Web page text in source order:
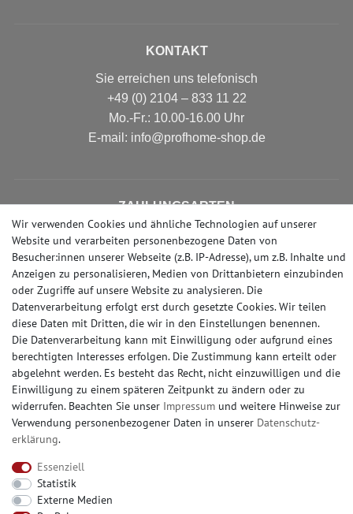
KONTAKT
Sie erreichen uns telefonisch
+49 (0) 2104 – 833 11 22
Mo.-Fr.: 10.00-16.00 Uhr
E-mail: info@profhome-shop.de
ZAHLUNGSARTEN
SOCIAL MEDIA
© Copyright 2026 | e-Delux GmbH
Wir verwenden Cookies und ähnliche Technologien auf unserer
Website und verarbeiten personenbezogene Daten von
Besucher:innen unserer Webseite (z.B. IP-Adresse), um z.B. Inhalte und
Anzeigen zu personalisieren, Medien von Drittanbietern einzubinden
oder Zugriffe auf unsere Website zu analysieren. Die
Datenverarbeitung erfolgt erst durch gesetzte Cookies. Wir teilen
diese Daten mit Dritten, die wir in den Einstellungen benennen.
Die Datenverarbeitung kann mit Einwilligung oder aufgrund eines
berechtigten Interesses erfolgen. Die Zustimmung kann erteilt oder
abgelehnt werden. Es besteht das Recht, nicht einzuwilligen und die
Einwilligung zu einem späteren Zeitpunkt zu ändern oder zu
widerrufen. Beachten Sie unser Impressum und weitere Hinweise zur
Verwendung personenbezogener Daten in unserer Daten­schutz­
erklärung.
Essenziell
Statistik
Externe Medien